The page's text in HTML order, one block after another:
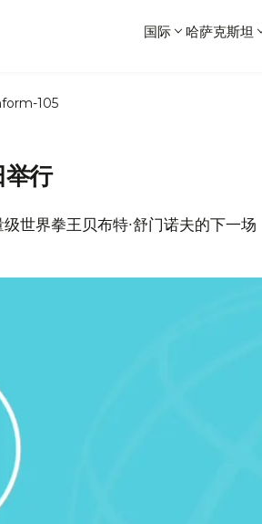
国际 哈萨克斯坦
105
举行
世界拳王贝布特∙舒门诺夫的下一场